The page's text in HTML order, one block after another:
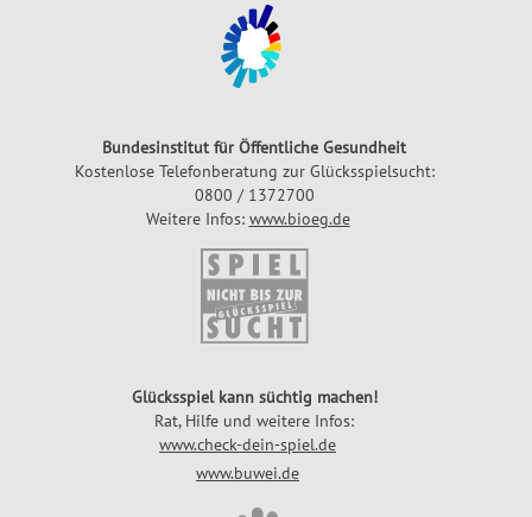
Bundesinstitut für Öffentliche Gesundheit
Kostenlose Telefonberatung zur Glücksspielsucht:
0800 / 1372700
Weitere Infos: www.bioeg.de
Glücksspiel kann süchtig machen!
Rat, Hilfe und weitere Infos:
www.check-dein-spiel.de
www.buwei.de